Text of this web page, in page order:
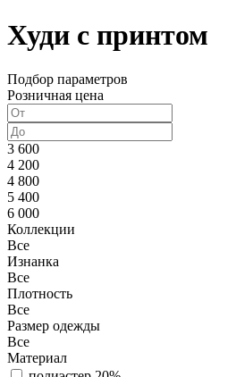
Худи с принтом
Подбор параметров
Розничная цена
3 600
4 200
4 800
5 400
6 000
Коллекции
Все
Изнанка
Все
Плотность
Все
Размер одежды
Все
Материал